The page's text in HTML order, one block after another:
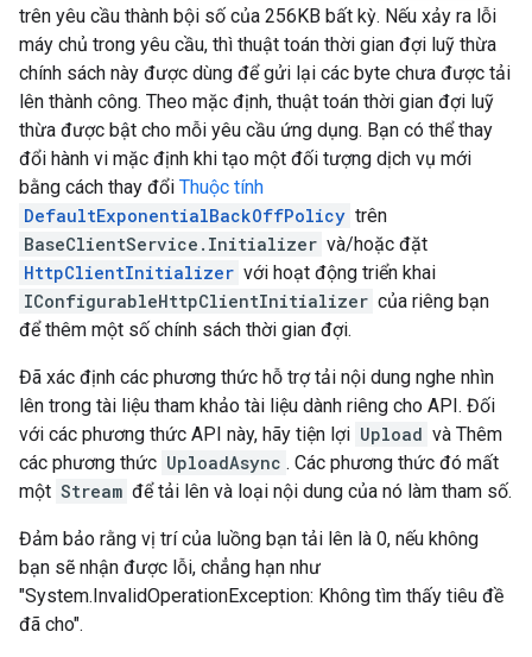
trên yêu cầu thành bội số của 256KB bất kỳ. Nếu xảy ra lỗi
máy chủ trong yêu cầu, thì thuật toán thời gian đợi luỹ thừa
chính sách này được dùng để gửi lại các byte chưa được tải
lên thành công. Theo mặc định, thuật toán thời gian đợi luỹ
thừa được bật cho mỗi yêu cầu ứng dụng. Bạn có thể thay
đổi hành vi mặc định khi tạo một đối tượng dịch vụ mới
bằng cách thay đổi Thuộc tính
DefaultExponentialBackOffPolicy trên
BaseClientService.Initializer và/hoặc đặt
HttpClientInitializer với hoạt động triển khai
IConfigurableHttpClientInitializer của riêng bạn
để thêm một số chính sách thời gian đợi.
Đã xác định các phương thức hỗ trợ tải nội dung nghe nhìn
lên trong tài liệu tham khảo tài liệu dành riêng cho API. Đối
với các phương thức API này, hãy tiện lợi Upload và Thêm
các phương thức UploadAsync . Các phương thức đó mất
một Stream để tải lên và loại nội dung của nó làm tham số.
Đảm bảo rằng vị trí của luồng bạn tải lên là 0, nếu không
bạn sẽ nhận được lỗi, chẳng hạn như
"System.InvalidOperationException: Không tìm thấy tiêu đề
đã cho".